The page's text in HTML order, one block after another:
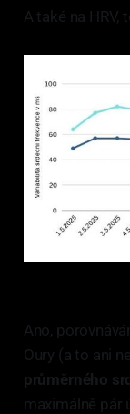
A také na HRV,
Ano,
Oury (a to ani
průměrného
maximálně pár